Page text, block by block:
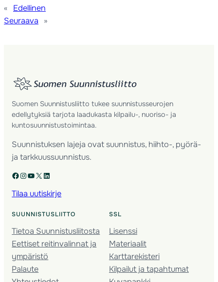
«
Edellinen
Seuraava
»
Suomen Suunnistusliitto tukee suunnistusseurojen
edellytyksiä tarjota laadukasta kilpailu-, nuoriso- ja
kuntosuunnistustoimintaa.
Suunnistuksen lajeja ovat suunnistus, hiihto-, pyörä-
ja tarkkuussuunnistus.
Facebook Instagram YouTube X LinkedIn
Tilaa uutiskirje
SUUNNISTUSLIITTO
Tietoa Suunnistusliitosta
Eettiset reitinvalinnat ja
ympäristö
Palaute
SSL
Lisenssi
Materiaalit
Karttarekisteri
Kilpailut ja tapahtumat